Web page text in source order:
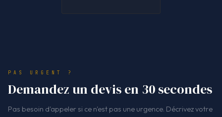
PAS URGENT ?
Demandez un devis en 30 secondes
Pas besoin d'appeler si ce n'est pas une urgence. Décrivez votre